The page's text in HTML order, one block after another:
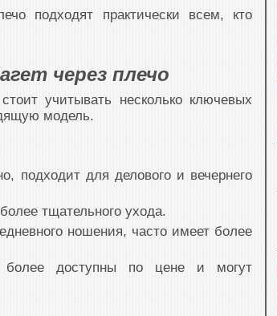
подходят практически всем, кто
через плечо
учитывать несколько ключевых
модель.
подходит для делового и вечернего
тщательного ухода.
ношения, часто имеет более
более доступны по цене и могут